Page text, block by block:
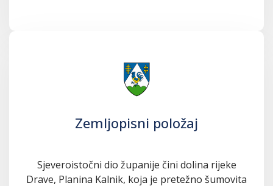
Zemljopisni položaj
Sjeveroistočni dio županije čini dolina rijeke
Drave, Planina Kalnik, koja je pretežno šumovita